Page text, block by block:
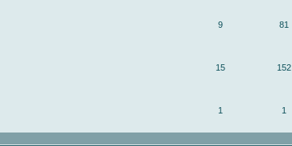
9 81
15 152
1 1